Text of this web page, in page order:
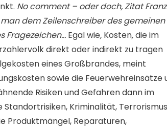
No comment – oder doch, Zitat Franz
dem Zeilenschreiber des gemeinen
Fragezeichen… Egal wie, Kosten,die im
direkt oder indirekt zu tragen
eines Großbrandes, meint
sowie die Feuerwehreinsätze
Risiken und Gefahren dann im
Kriminalität, Terrorismus
Produktmängel, Reparaturen,